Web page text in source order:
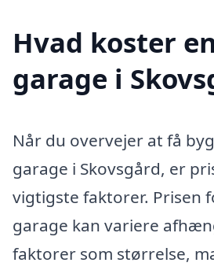
Hvad koster
garage i
Når du overvejer at få
garage i Skovsgård, er
vigtigste faktorer. Prisen
garage kan variere
faktorer som størrelse,